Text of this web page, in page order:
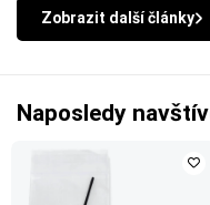
Zobrazit další články
Naposledy